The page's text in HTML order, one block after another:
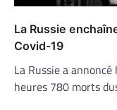
La Russie
Covid-19
La Russie a
heures 780 morts